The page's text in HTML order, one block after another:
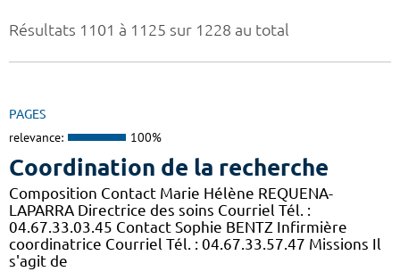
Résultats 1101 à 1125 sur 1228 au total
PAGES
relevance: 100%
Coordination de la recherche
Composition Contact Marie Hélène REQUENA-
LAPARRA Directrice des soins Courriel Tél. :
04.67.33.03.45 Contact Sophie BENTZ Infirmière
coordinatrice Courriel Tél. : 04.67.33.57.47 Missions Il
s'agit de